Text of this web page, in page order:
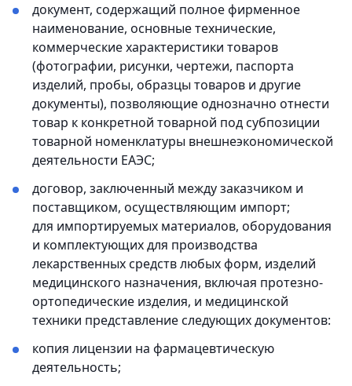
документ, содержащий полное фирменное
наименование, основные технические,
коммерческие характеристики товаров
(фотографии, рисунки, чертежи, паспорта
изделий, пробы, образцы товаров и другие
документы), позволяющие однозначно отнести
товар к конкретной товарной под субпозиции
товарной номенклатуры внешнеэкономической
деятельности ЕАЭС;
договор, заключенный между заказчиком и
поставщиком, осуществляющим импорт;
для импортируемых материалов, оборудования
и комплектующих для производства
лекарственных средств любых форм, изделий
медицинского назначения, включая протезно-
ортопедические изделия, и медицинской
техники представление следующих документов:
копия лицензии на фармацевтическую
деятельность;